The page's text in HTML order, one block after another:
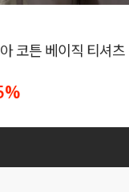
언더웨어
코튼 베이직 티셔츠
%